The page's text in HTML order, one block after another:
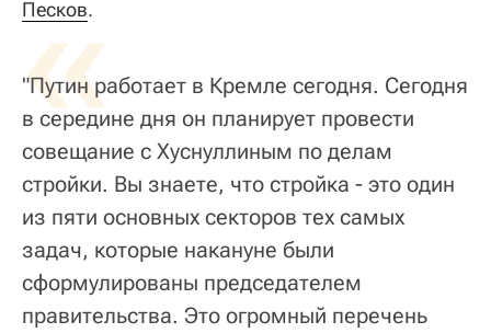
Песков.
«
"Путин работает в Кремле сегодня. Сегодня
в середине дня он планирует провести
совещание с Хуснуллиным по делам
стройки. Вы знаете, что стройка - это один
из пяти основных секторов тех самых
задач, которые накануне были
сформулированы председателем
правительства. Это огромный перечень